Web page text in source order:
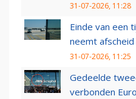
31-07-2026, 11:28
Einde van een
neemt
31-07-2026, 11:25
Gedeelde
verbonden